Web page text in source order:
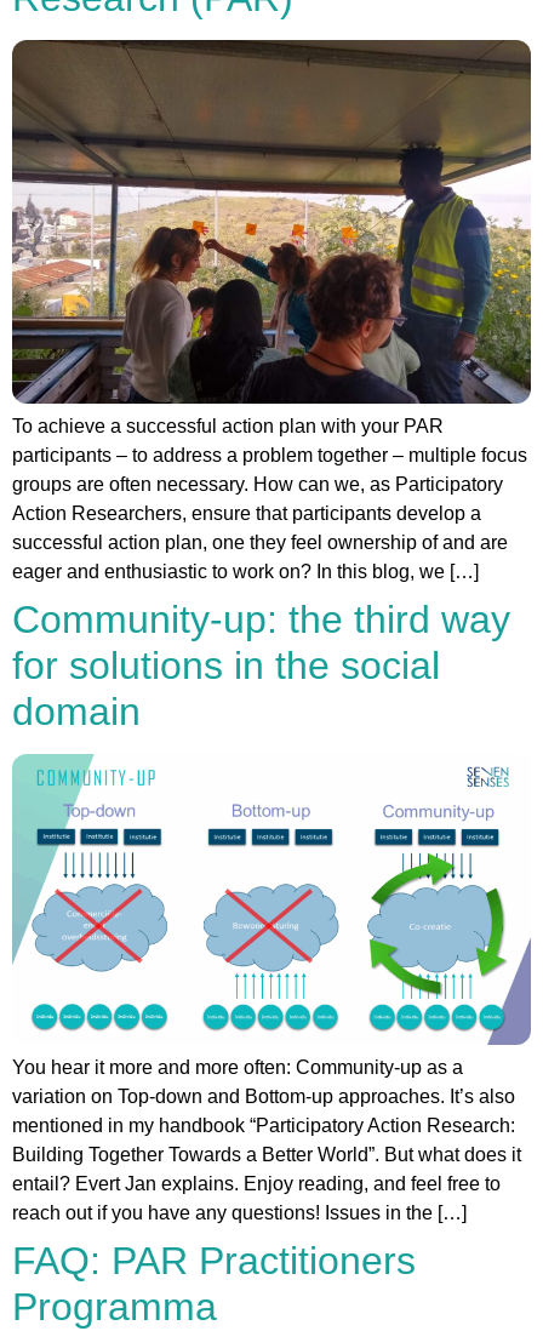
To achieve a successful action plan with your PAR
participants – to address a problem together – multiple focus
groups are often necessary. How can we, as Participatory
Action Researchers, ensure that participants develop a
successful action plan, one they feel ownership of and are
eager and enthusiastic to work on? In this blog, we […]
Community-up: the third way
for solutions in the social
domain
You hear it more and more often: Community-up as a
variation on Top-down and Bottom-up approaches. It’s also
mentioned in my handbook “Participatory Action Research:
Building Together Towards a Better World”. But what does it
entail? Evert Jan explains. Enjoy reading, and feel free to
reach out if you have any questions! Issues in the […]
FAQ: PAR Practitioners
Programma